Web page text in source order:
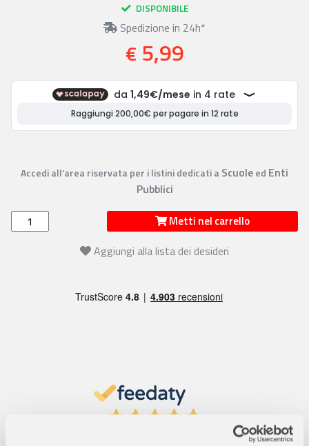
DISPONIBILE
Spedizione in 24h*
€ 5,99
Accedi all’area riservata per i listini dedicati a Scuoleed Enti
Pubblici
Metti nel carrello
Aggiungi alla lista dei desideri